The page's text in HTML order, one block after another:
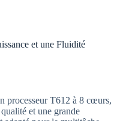
et une Fluidité
processeur T612 à 8 cœurs,
et une grande